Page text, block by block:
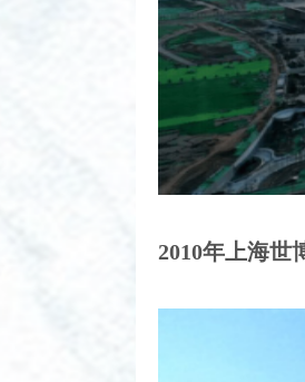
2010年上海世